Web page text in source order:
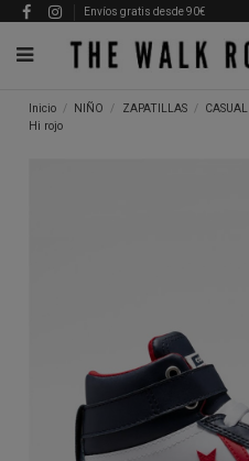
Envíos gratis desde 90€
Inicio NIÑO ZAPATILLAS CASUAL
Hi rojo